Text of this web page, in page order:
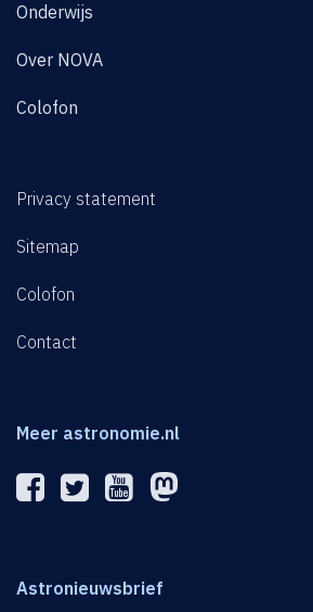
Onderwijs
Over NOVA
Colofon
Privacy statement
Sitemap
Colofon
Contact
Meer astronomie.nl
Astronieuwsbrief